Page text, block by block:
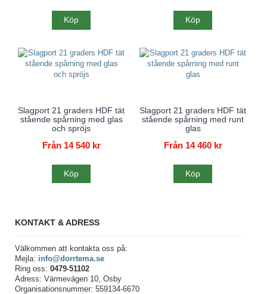
Köp Köp
Slagport 21 graders HDF tät
stående spårning med glas
och spröjs
Från 14 540 kr
Köp
Slagport 21 graders HDF tät
stående spårning med runt
glas
Från 14 460 kr
Köp
KONTAKT & ADRESS
Välkommen att kontakta oss på:
Mejla: info@dorrtema.se
Ring oss: 0479-51102
Adress: Värmevägen 10, Osby
Organisationsnummer: 559134-6670